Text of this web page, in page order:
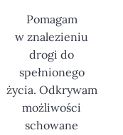
Pomagam
w znalezieniu
drogi do
spełnionego
życia. Odkrywam
możliwości
schowane